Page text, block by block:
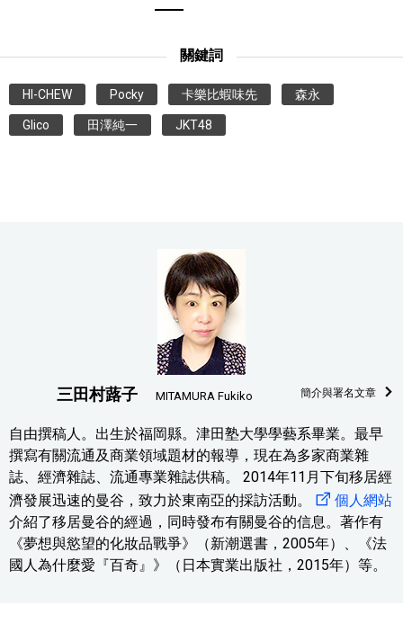
關鍵詞
HI-CHEW Pocky 卡樂比蝦味先 森永
Glico 田澤純一 JKT48
三田村蕗子 MITAMURA Fukiko 簡介與署名文章
自由撰稿人。出生於福岡縣。津田塾大學學藝系畢業。最早
撰寫有關流通及商業領域題材的報導，現在為多家商業雜
誌、經濟雜誌、流通專業雜誌供稿。 2014年11月下旬移居經
濟發展迅速的曼谷，致力於東南亞的採訪活動。
個人網站
介紹了移居曼谷的經過，同時發布有關曼谷的信息。著作有
《夢想與慾望的化妝品戰爭》（新潮選書，2005年）、《法
國人為什麼愛『百奇』》（日本實業出版社，2015年）等。